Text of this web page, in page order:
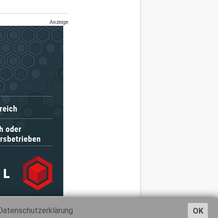
OK
Anzeige